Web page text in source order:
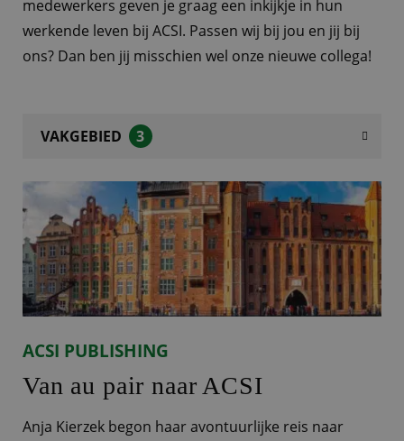
medewerkers geven je graag een inkijkje in hun
werkende leven bij ACSI. Passen wij bij jou en jij bij
ons? Dan ben jij misschien wel onze nieuwe collega!
VAKGEBIED 3
ACSI PUBLISHING
Van au pair naar ACSI
Anja Kierzek begon haar avontuurlijke reis naar